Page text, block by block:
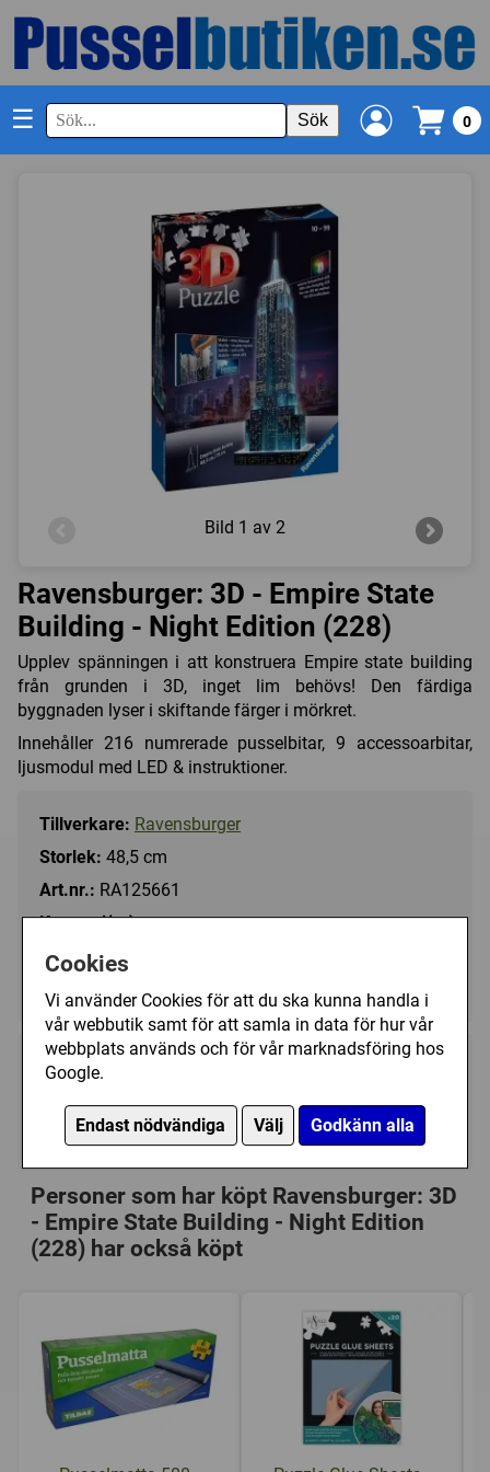
Cookies
Vi använder Cookies för att du ska kunna handla i
vår webbutik samt för att samla in data för hur vår
webbplats används och för vår marknadsföring hos
Google.
Endast nödvändiga Välj Godkänn alla
☰ Sök 0
Bild 1 av 2
Ravensburger: 3D - Empire State
Building - Night Edition (228)
Upplev spänningen i att konstruera Empire state building
från grunden i 3D, inget lim behövs! Den färdiga
byggnaden lyser i skiftande färger i mörkret.
Innehåller 216 numrerade pusselbitar, 9 accessoarbitar,
ljusmodul med LED & instruktioner.
Tillverkare: Ravensburger
Storlek: 48,5 cm
Art.nr.: RA125661
Kategori(er):
Byggnader/Kända Byggnader
Motiv/3D pussel
299 kr
Ej tillgänglig
Personer som har köpt Ravensburger: 3D
- Empire State Building - Night Edition
(228) har också köpt